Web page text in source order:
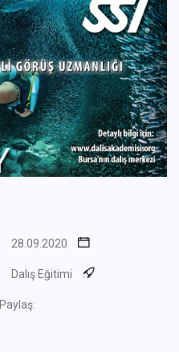
28.09.2020
Dalış Eğitimi
Paylaş: